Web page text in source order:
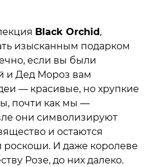
Black Orchid ,
изысканным подарком
если вы были
и Дед Мороз вам
— красивые, но хрупкие
почти как мы —
они символизируют
и остаются
И даже королеве
Розе, до них далеко.